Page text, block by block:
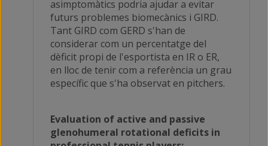
asimptomàtics podria ajudar a evitar
futurs problemes biomecànics i GIRD.
Tant GIRD com GERD s'han de
considerar com un percentatge del
dèficit propi de l'esportista en IR o ER,
en lloc de tenir com a referència un grau
específic que s'ha observat en pitchers.
Evaluation of active and passive
glenohumeral rotational deficits in